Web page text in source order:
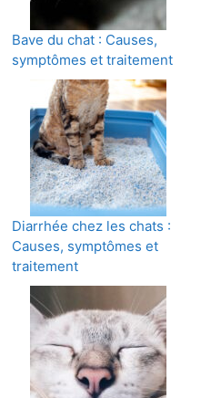
Bave du chat : Causes,
symptômes et traitement
Diarrhée chez les chats :
Causes, symptômes et
traitement